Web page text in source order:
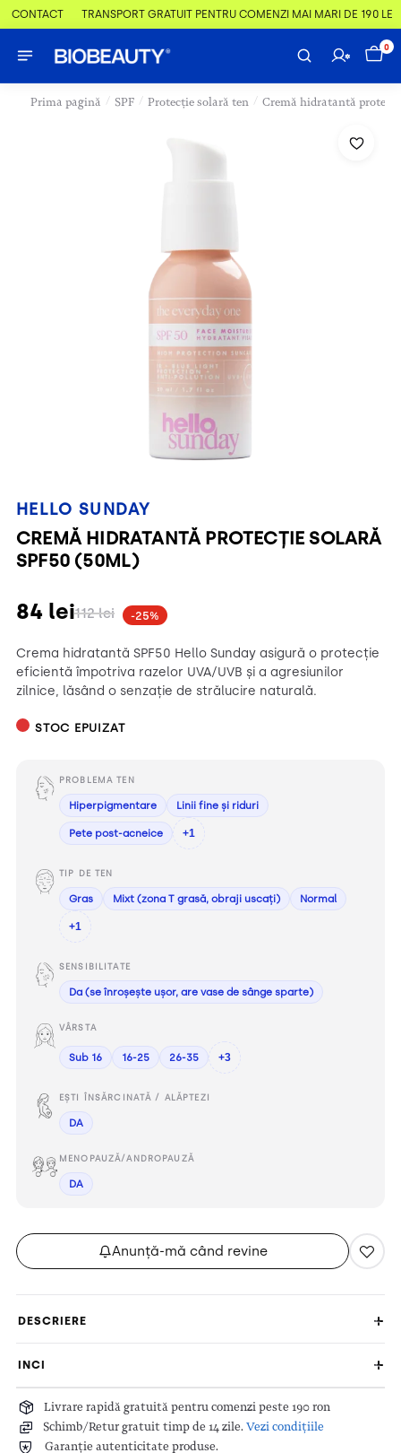
CONTACT TRANSPORT GRATUIT PENTRU COMENZI MAI MARI DE 190 LEI
0
Prima pagină / SPF / Protecție solară ten / Cremă hidratantă
HELLO SUNDAY
CREMĂ HIDRATANTĂ PROTECȚIE SOLARĂ
SPF50 (50ML)
112lei
84 lei -25%
Crema hidratantă SPF50 Hello Sunday asigură o protecție
eficientă împotriva razelor UVA/UVB și a agresiunilor
zilnice, lăsând o senzație de strălucire naturală.
STOC EPUIZAT
PROBLEMA TEN
Hiperpigmentare Linii fine și riduri
Pete post-acneice +1
TIP DE TEN
Gras Mixt (zona T grasă, obraji uscați) Normal
+1
SENSIBILITATE
Da (se înroșește ușor, are vase de sânge sparte)
VÂRSTA
Sub 16 16-25 26-35 +3
EȘTI ÎNSĂRCINATĂ / ALĂPTEZI
DA
MENOPAUZĂ/ANDROPAUZĂ
DA
Anunță-mă când revine
DESCRIERE
INCI
Livrare rapidă gratuită pentru comenzi peste 190 ron
Schimb/Retur gratuit timp de 14 zile. Vezi condițiile
Garanție autenticitate produse.